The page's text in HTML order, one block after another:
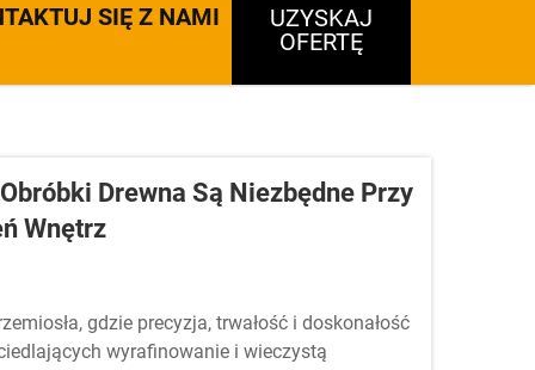
SIĘ Z NAMI
UZYSKAJ
OFERTĘ
Drewna Są Niezbędne Przy
Wnętrz
gdzie precyzja, trwałość i doskonałość
wyrafinowanie i wieczystą